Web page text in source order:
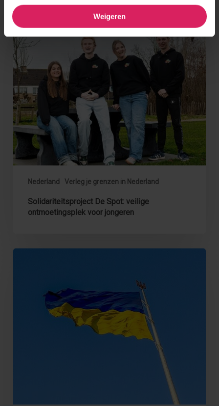
Weigeren
Nederland Verleg je grenzen in Nederland
Solidariteitsproject
De
Spot:
veilige
ontmoetingsplek
voor
jongeren
Solidariteitsproject De Spot: veilige
ontmoetingsplek voor jongeren
Oekraïners